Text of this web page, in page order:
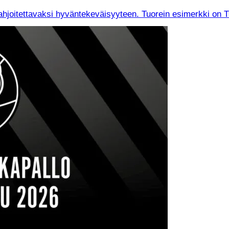
hyväntekeväisyyteen. Tuorein esimerkki on